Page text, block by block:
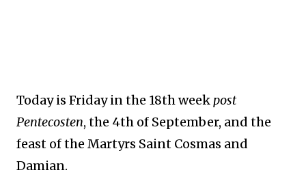
Today is Friday in the 18th weekpost
Pentecosten, the 4th of September, and the
feast of the Martyrs Saint Cosmas and
Damian.